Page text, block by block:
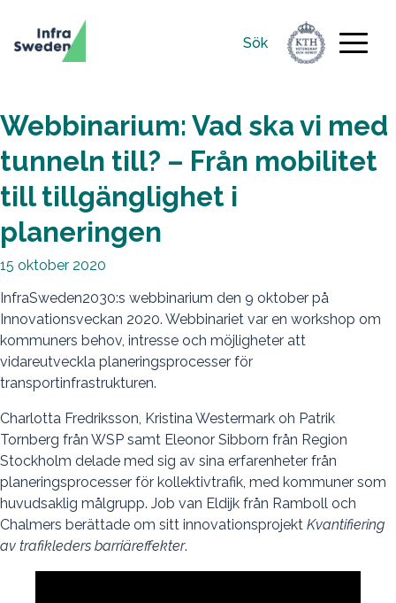
Sök
Sök
efter:
Webbinarium: Vad ska vi med
tunneln till? – Från mobilitet
till tillgänglighet i
planeringen
15 oktober 2020
InfraSweden2030:s webbinarium den 9 oktober på
Innovationsveckan 2020. Webbinariet var en workshop om
kommuners behov, intresse och möjligheter att
vidareutveckla planeringsprocesser för
transportinfrastrukturen.
Charlotta Fredriksson, Kristina Westermark oh Patrik
Tornberg från WSP samt Eleonor Sibborn från Region
Stockholm delade med sig av sina erfarenheter från
planeringsprocesser för kollektivtrafik, med kommuner som
huvudsaklig målgrupp. Job van Eldijk från Ramboll och
Chalmers berättade om sitt innovationsprojekt Kvantifiering
av trafikleders barriäreffekter.